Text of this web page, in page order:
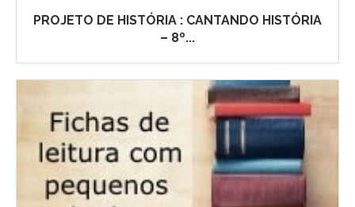
PROJETO DE HISTÓRIA : CANTANDO HISTÓRIA
– 8º...